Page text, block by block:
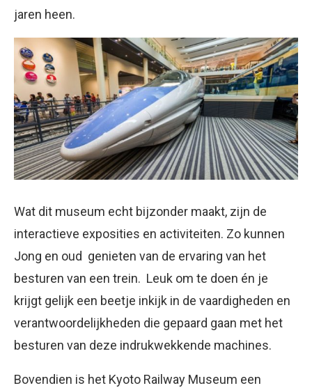
jaren heen.
Wat dit museum echt bijzonder maakt, zijn de
interactieve exposities en activiteiten. Zo kunnen
Jong en oud genieten van de ervaring van het
besturen van een trein. Leuk om te doen én je
krijgt gelijk een beetje inkijk in de vaardigheden en
verantwoordelijkheden die gepaard gaan met het
besturen van deze indrukwekkende machines.
Bovendien is het Kyoto Railway Museum een